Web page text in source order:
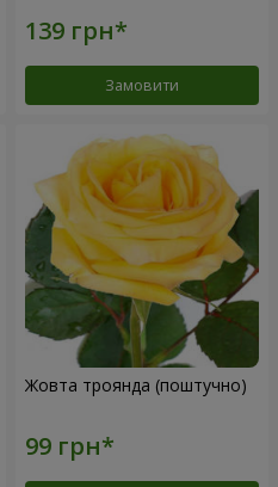
Замовити
Жовта троянда (поштучно)